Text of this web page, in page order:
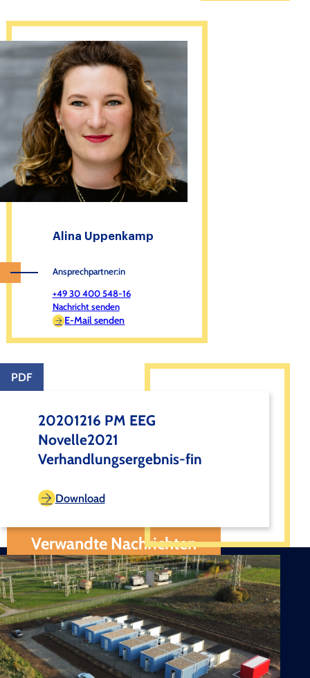
Alina Uppenkamp
Ansprechpartner:in
+49 30 400 548-16
Nachricht senden
E-Mail senden
PDF
20201216 PM EEG
Novelle2021
Verhandlungsergebnis-fin
Download
Verwandte Nachrichten